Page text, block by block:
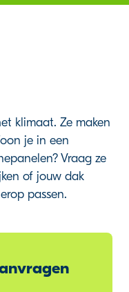
klimaat. Ze maken
je in een
Vraag ze
of jouw dak
passen.